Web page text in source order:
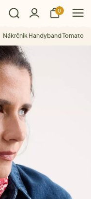
0
Nákrčník Handyband Tomato